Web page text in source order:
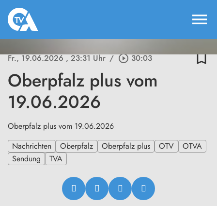
menu
Fr., 19.06.2026, 23:31 Uhr / play_circle_outline30:03 bookmark_border
Oberpfalz plus vom
19.06.2026
Oberpfalz plus vom 19.06.2026
Nachrichten
Oberpfalz Oberpfalz plus OTV
OTVA
Sendung
TVA